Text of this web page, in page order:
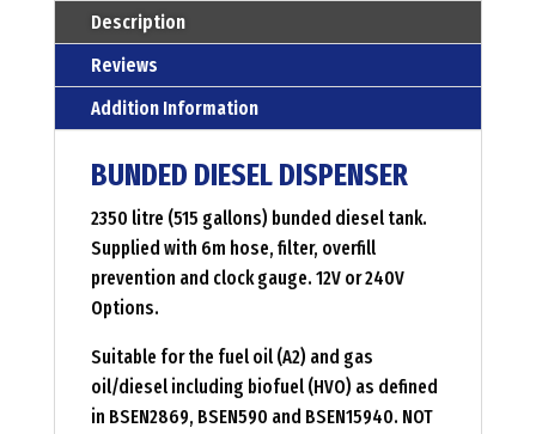
deso
v2350cdd
Menge
Description
Reviews
Addition Information
BUNDED DIESEL DISPENSER
2350 litre (515 gallons) bunded diesel tank.
Supplied with 6m hose, filter, overfill
prevention and clock gauge. 12V or 240V
Options.
Suitable for the fuel oil (A2) and gas
oil/diesel including biofuel (HVO) as defined
in BSEN2869, BSEN590 and BSEN15940. NOT